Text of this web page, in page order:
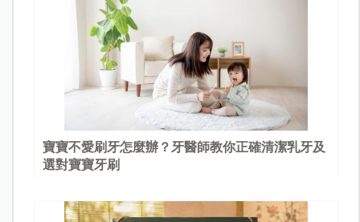
寶寶不愛刷牙怎麼辦？牙醫師教你正確清潔乳牙及
選對寶寶牙刷